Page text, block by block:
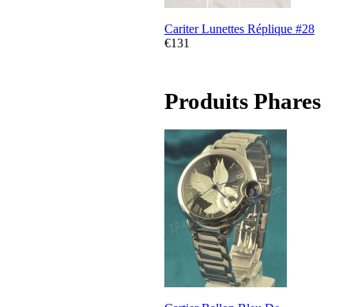
Cariter Lunettes Réplique #28
€131
Produits Phares